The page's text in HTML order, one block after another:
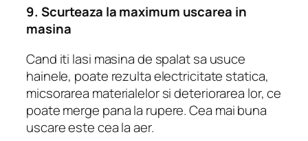
9. Scurteaza la maximum uscarea in
masina
Cand iti lasi masina de spalat sa usuce
hainele, poate rezulta electricitate statica,
micsorarea materialelor si deteriorarea lor, ce
poate merge pana la rupere. Cea mai buna
uscare este cea la aer.